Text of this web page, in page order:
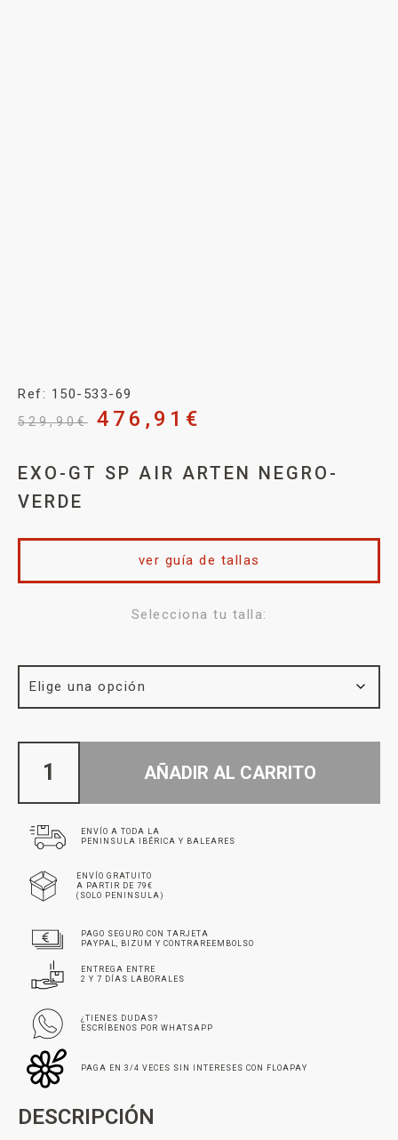
Ref: 150-533-69
529,90€ 476,91 €
EXO-GT SP AIR ARTEN NEGRO-
VERDE
Selecciona tu talla:
ver guía de tallas
AÑADIR AL CARRITO
ENVÍO A TODA LA
PENINSULA IBÉRICA Y BALEARES
ENVÍO GRATUITO
A PARTIR DE 79€
(SOLO PENINSULA)
PAGO SEGURO CON TARJETA
PAYPAL, BIZUM Y CONTRAREEMBOLSO
ENTREGA ENTRE
2 Y 7 DÍAS LABORALES
¿TIENES DUDAS?
ESCRÍBENOS POR WHATSAPP
PAGA EN 3/4 VECES SIN INTERESES CON FLOAPAY
DESCRIPCIÓN